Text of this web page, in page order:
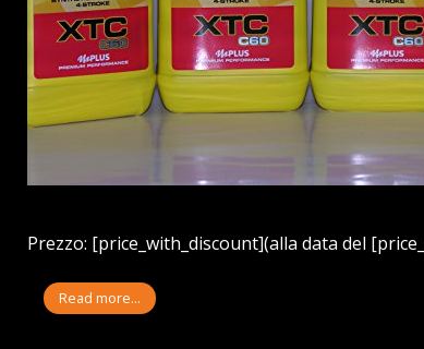
Prezzo: [price_with_discount](alla data del
Read more...